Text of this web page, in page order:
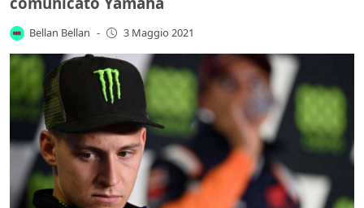
Bellan Bellan - 3 Maggio 2021